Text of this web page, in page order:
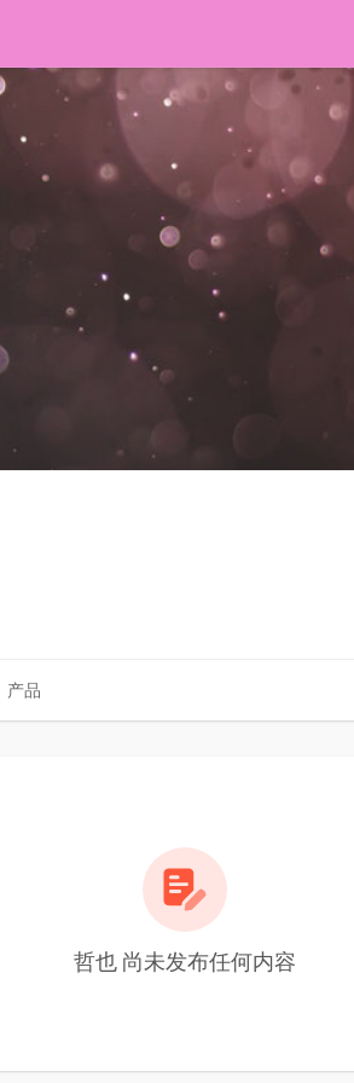
产品
哲也 尚未发布任何内容